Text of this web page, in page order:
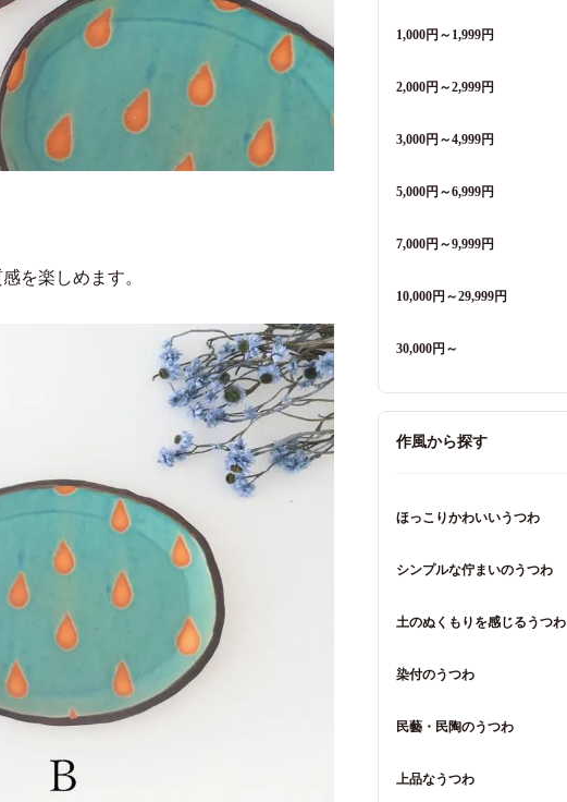
を楽しめます。
1,000円～1,999円
2,000円～2,999円
3,000円～4,999円
5,000円～6,999円
7,000円～9,999円
10,000円～29,999円
30,000円～
作風から探す
ほっこりかわいいうつわ
シンプルな佇まいのうつわ
土のぬくもりを感じるうつわ
染付のうつわ
民藝・民陶のうつわ
上品なうつわ